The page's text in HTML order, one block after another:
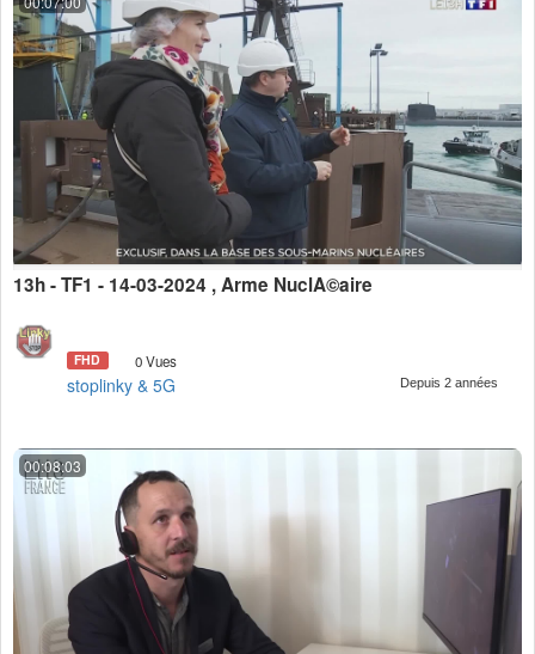
13h - TF1 - 14-03-2024 , Arme NuclÃ©aire
FHD 0 Vues
stoplinky & 5G Depuis 2 années
00:08:03